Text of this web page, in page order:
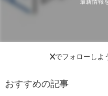
最新情報
Xでフォローしよ
おすすめの記事